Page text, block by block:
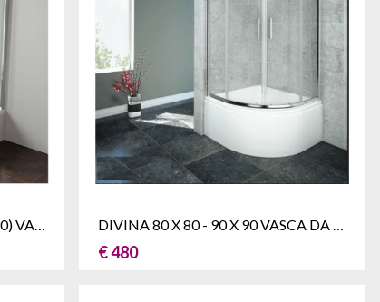
STELLA 100 -110 -120 X (75 O 90) VASCA DA BAGNO BOX DOCCIA RETTANGOLARE DIVINA 80 X 80 - 90 X 90 VASCA DA BAGNO BOX DOCCIA ANGOLARE
€ 480